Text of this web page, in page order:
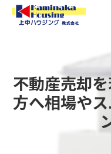
不動産売却
方へ相場や